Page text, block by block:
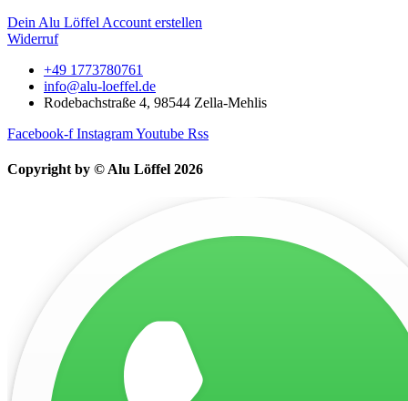
Dein Alu Löffel Account erstellen
Widerruf
+49 1773780761
info@alu-loeffel.de
Rodebachstraße 4, 98544 Zella-Mehlis
Facebook-f InstagramYoutube Rss
Copyright by © Alu Löffel 2026